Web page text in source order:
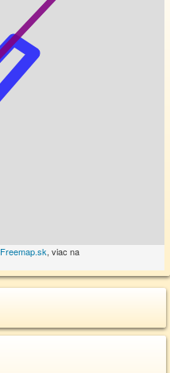
Freemap.sk, viac na